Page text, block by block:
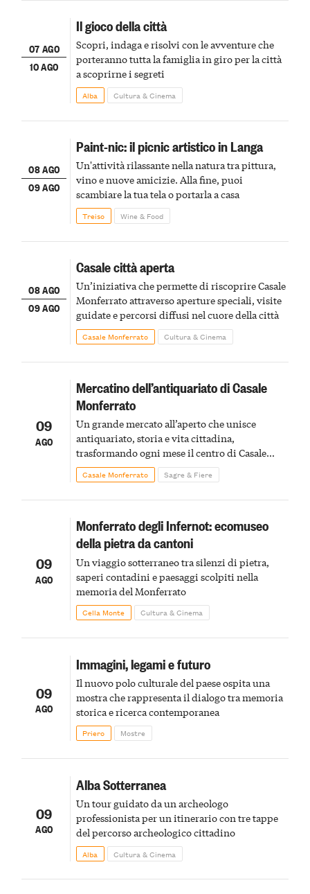
07 AGO
10 AGO
Il gioco della città
Scopri, indaga e risolvi con le avventure che
porteranno tutta la famiglia in giro per la città
a scoprirne i segreti
Alba Cultura & Cinema
08 AGO
09 AGO
Paint-nic: il picnic artistico in Langa
Un'attività rilassante nella natura tra pittura,
vino e nuove amicizie. Alla fine, puoi
scambiare la tua tela o portarla a casa
Treiso Wine & Food
08 AGO
09 AGO
Casale città aperta
Un’iniziativa che permette di riscoprire Casale
Monferrato attraverso aperture speciali, visite
guidate e percorsi diffusi nel cuore della città
Casale Monferrato Cultura & Cinema
09
AGO
Mercatino dell’antiquariato di Casale
Monferrato
Un grande mercato all’aperto che unisce
antiquariato, storia e vita cittadina,
trasformando ogni mese il centro di Casale
Monferrato in un luogo di scoperta e racconto
Casale Monferrato Sagre & Fiere
09
AGO
Monferrato degli Infernot: ecomuseo
della pietra da cantoni
Un viaggio sotterraneo tra silenzi di pietra,
saperi contadini e paesaggi scolpiti nella
memoria del Monferrato
Cella Monte Cultura & Cinema
09
AGO
Immagini, legami e futuro
Il nuovo polo culturale del paese ospita una
mostra che rappresenta il dialogo tra memoria
storica e ricerca contemporanea
Priero Mostre
09
AGO
Alba Sotterranea
Un tour guidato da un archeologo
professionista per un itinerario con tre tappe
del percorso archeologico cittadino
Alba Cultura & Cinema